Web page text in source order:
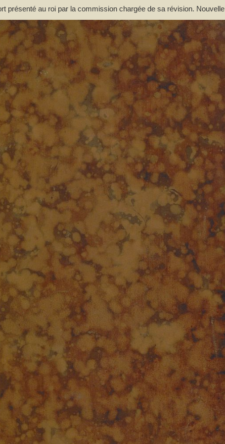
présenté au roi par la commission chargée de sa révision. Nouvelle